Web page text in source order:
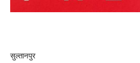
सुल्तानपुर